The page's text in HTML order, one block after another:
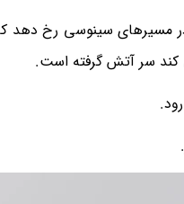
در مسیرهای سینوسی رخ دهد
کند سر آتش گرفته است.